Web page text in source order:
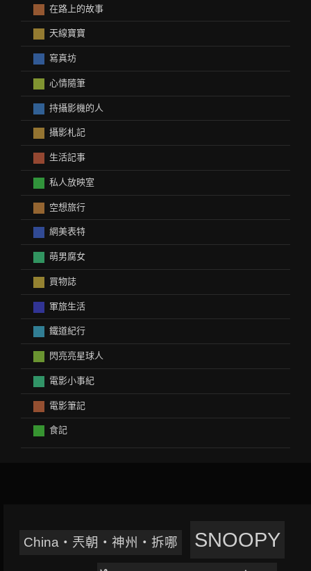
在路上的故事
天線寶寶
寫真坊
心情隨筆
持攝影機的人
攝影札記
生活記事
私人放映室
空想旅行
網美表特
萌男腐女
買物誌
軍旅生活
鐵道紀行
閃亮亮星球人
電影小事紀
電影筆記
食記
China‧兲朝‧神州‧拆哪 SNOOPY